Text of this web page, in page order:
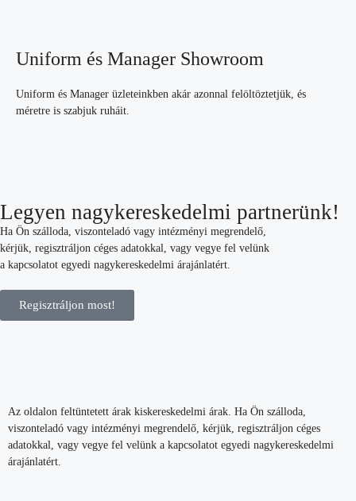
Uniform és Manager Showroom
Uniform és Manager üzleteinkben akár azonnal felöltöztetjük, és
méretre is szabjuk ruháit.
Legyen nagykereskedelmi partnerünk!
Ha Ön szálloda, viszonteladó vagy intézményi megrendelő,
kérjük, regisztráljon céges adatokkal, vagy vegye fel velünk
a kapcsolatot egyedi nagykereskedelmi árajánlatért.
Regisztráljon most!
Az oldalon feltüntetett árak kiskereskedelmi árak. Ha Ön szálloda,
viszonteladó vagy intézményi megrendelő, kérjük, regisztráljon céges
adatokkal, vagy vegye fel velünk a kapcsolatot egyedi nagykereskedelmi
árajánlatért.